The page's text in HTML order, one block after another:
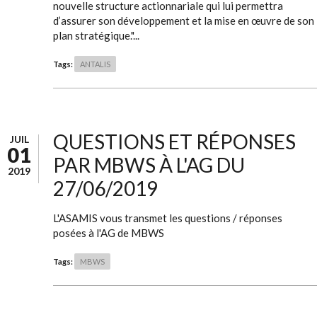
nouvelle structure actionnariale qui lui permettra
d’assurer son développement et la mise en œuvre de son
plan stratégique."...
Tags: ANTALIS
JUIL
01
2019
QUESTIONS ET RÉPONSES
PAR MBWS À L'AG DU
27/06/2019
L'ASAMIS vous transmet les questions / réponses
posées à l'AG de MBWS
Tags: MBWS